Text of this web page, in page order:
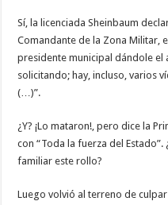
Sí, la licenciada Sheinbaum
Comandante de la Zona Militar,
presidente municipal dándole el
solicitando; hay, incluso, varios
(…)”.
¿Y? ¡Lo mataron!, pero dice la
con “Toda la fuerza del Estado”.
familiar este rollo?
Luego volvió al terreno de